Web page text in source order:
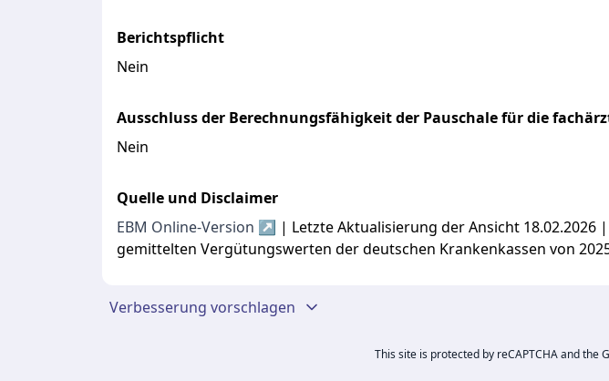
Berichtspflicht
Nein
Ausschluss der Berechnungsfähigkeit der Pauschale für die
Nein
Quelle und Disclaimer
EBM Online-Version ↗ | Letzte Aktualisierung der Ansicht
gemittelten Vergütungswerten der deutschen Krankenkassen von
Verbesserung vorschlagen
This site is protected by reCAPTCHA and the